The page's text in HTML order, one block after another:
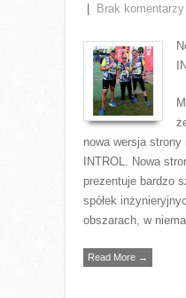
Brak komentarzy
nowa wersja
INTROL. Nowa
prezentuje bardzo
spółek
obszarach, w
Read More →